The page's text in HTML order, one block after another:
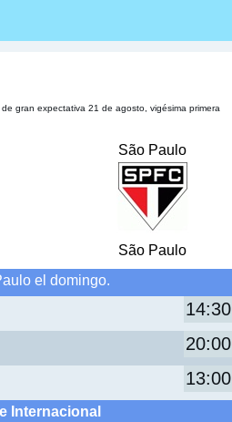
gran expectativa 21 de agosto, vigésima primera
São Paulo
São Paulo
el domingo.
14:30
20:00
13:00
Internacional